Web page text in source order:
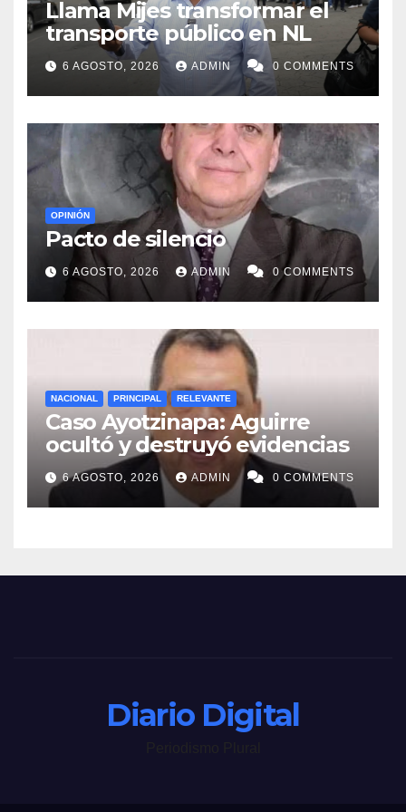
Llama Mijes transformar el
transporte público en NL
6 AGOSTO, 2026 ADMIN 0 COMMENTS
OPINIÓN
Pacto de silencio
6 AGOSTO, 2026 ADMIN 0 COMMENTS
NACIONAL PRINCIPAL RELEVANTE
Caso Ayotzinapa: Aguirre
ocultó y destruyó evidencias
6 AGOSTO, 2026 ADMIN 0 COMMENTS
Diario Digital